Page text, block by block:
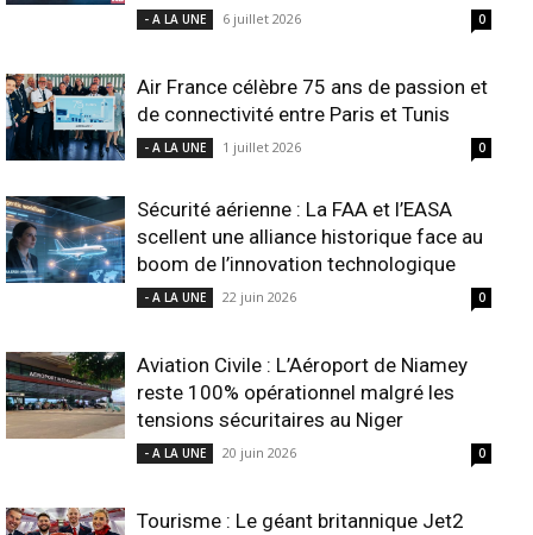
- A LA UNE 6 juillet 2026 0
Air France célèbre 75 ans de passion et
de connectivité entre Paris et Tunis
- A LA UNE 1 juillet 2026 0
Sécurité aérienne : La FAA et l’EASA
scellent une alliance historique face au
boom de l’innovation technologique
- A LA UNE 22 juin 2026 0
Aviation Civile : L’Aéroport de Niamey
reste 100% opérationnel malgré les
tensions sécuritaires au Niger
- A LA UNE 20 juin 2026 0
Tourisme : Le géant britannique Jet2